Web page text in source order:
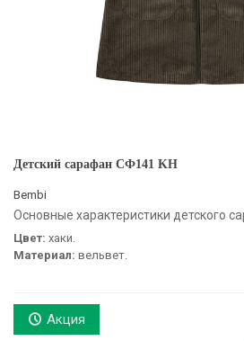
Детский сарафан СФ141 KH
Bembi
Основные характеристики детского
Цвет: хаки.
Материал: вельвет.
Акция